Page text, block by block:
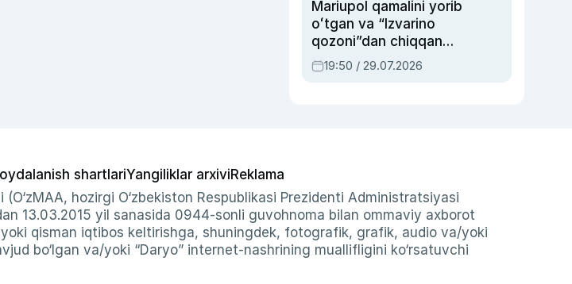
Mariupol qamalini yorib
oʻtgan va “Izvarino
qozoni”dan chiqqan
qahramon — Ukraina
armiyasi bosh
19:50 / 29.07.2026
shartlariYangiliklar arxiviReklama
hozirgi O‘zbekiston Respublikasi Prezidenti Administratsiyasi
13.03.2015 yil sanasida 0944-sonli guvohnoma bilan ommaviy axborot
qisman iqtibos keltirishga, shuningdek, fotografik, grafik, audio va/yoki
bo‘lgan va/yoki “Daryo” internet-nashrining muallifligini ko‘rsatuvchi